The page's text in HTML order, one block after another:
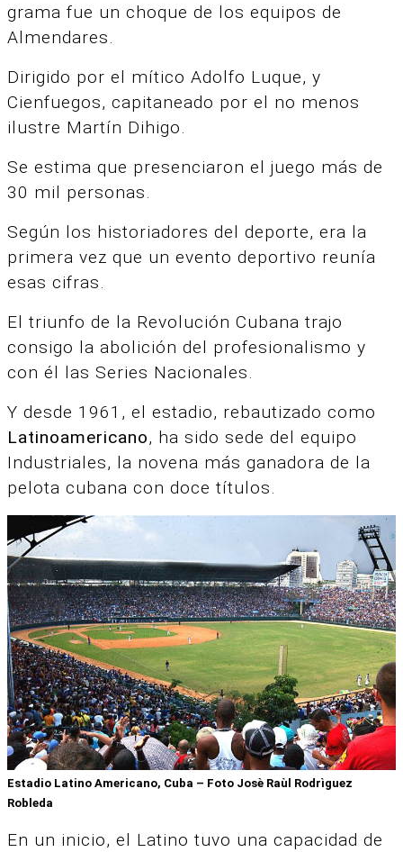
grama fue un choque de los equipos de
Almendares.
Dirigido por el mítico Adolfo Luque, y
Cienfuegos, capitaneado por el no menos
ilustre Martín Dihigo.
Se estima que presenciaron el juego más de
30 mil personas.
Según los historiadores del deporte, era la
primera vez que un evento deportivo reunía
esas cifras.
El triunfo de la Revolución Cubana trajo
consigo la abolición del profesionalismo y
con él las Series Nacionales.
Y desde 1961, el estadio, rebautizado como
Latinoamericano, ha sido sede del equipo
Industriales, la novena más ganadora de la
pelota cubana con doce títulos.
Estadio Latino Americano, Cuba – Foto Josè Raùl Rodrìguez
Robleda
En un inicio, el Latino tuvo una capacidad de